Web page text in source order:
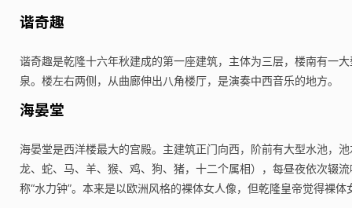
谐奇趣
谐奇趣是乾隆十六年秋建成的第一座建筑，主体为三层，楼南有一
泉。楼左右两侧，从曲廊伸出八角楼厅，是演奏中西音乐的地方。
海晏堂
海晏堂是西洋楼最大的宫殿。主建筑正门向西，阶前有大型水池，
龙、蛇、马、羊、猴、鸡、狗、猪，十二个属相），每昼夜依次辍
称“水力钟”。本来是以欧洲风格的裸体女人像，但乾隆皇帝觉得裸